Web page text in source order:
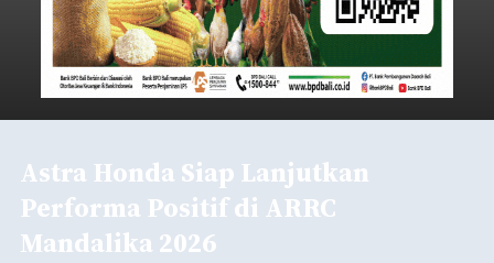
Astra Honda Siap Lanjutkan
Performa Positif di ARRC
Mandalika 2026